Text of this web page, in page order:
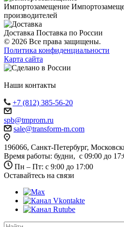
Импортозамещение
производителей
Доставка Поставка по России
© 2026 Все права защищены.
Политика конфиденциальности
Карта сайта
Наши контакты
+7 (812) 385-56-20
spb@tmprom.ru
sale@transform-m.com
196066, Санкт-Петербург,
Время работы: будни, с 09:00 до
Пн – Пт: с 9:00 до 17:00
Оставайтесь на связи